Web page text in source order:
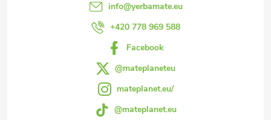
info@yerbamate.eu
+420 778 969 588
Facebook
@mateplaneteu
mateplanet.eu/
@mateplanet.eu